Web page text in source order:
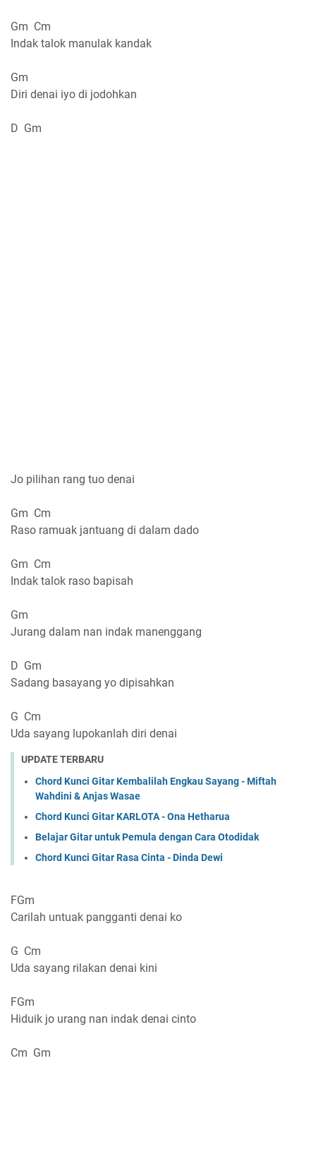
Gm Cm
Indak talok manulak kandak
Gm
Diri denai iyo di jodohkan
D Gm
Jo pilihan rang tuo denai
Gm Cm
Raso ramuak jantuang di dalam dado
Gm Cm
Indak talok raso bapisah
Gm
Jurang dalam nan indak manenggang
D Gm
Sadang basayang yo dipisahkan
G Cm
Uda sayang lupokanlah diri denai
UPDATE TERBARU
Chord Kunci Gitar Kembalilah Engkau Sayang - Miftah
Wahdini & Anjas Wasae
Chord Kunci Gitar KARLOTA - Ona Hetharua
Belajar Gitar untuk Pemula dengan Cara Otodidak
Chord Kunci Gitar Rasa Cinta - Dinda Dewi
FGm
Carilah untuak pangganti denai ko
G Cm
Uda sayang rilakan denai kini
FGm
Hiduik jo urang nan indak denai cinto
Cm Gm